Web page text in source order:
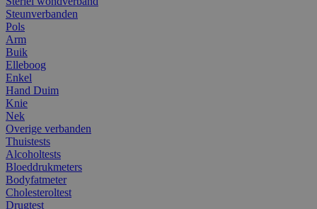
Steunverbanden
Pols
Arm
Buik
Elleboog
Enkel
Hand Duim
Knie
Nek
Overige verbanden
Thuistests
Alcoholtests
Bloeddrukmeters
Bodyfatmeter
Cholesteroltest
Drugtest